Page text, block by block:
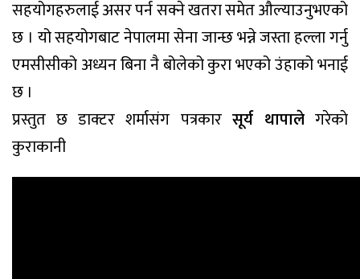
सहयोगहरुलाई असर पर्न सक्ने खतरा समेत औल्याउनुभएको
छ । यो सहयोगबाट नेपालमा सेना जान्छ भन्ने जस्ता हल्ला गर्नु
एमसीसीको अध्यन बिना नै बोलेको कुरा भएको उंहाको भनाई
छ ।
प्रस्तुत छ डाक्टर शर्मासंग पत्रकार सूर्य थापालेगरेकाे
कुराकानी